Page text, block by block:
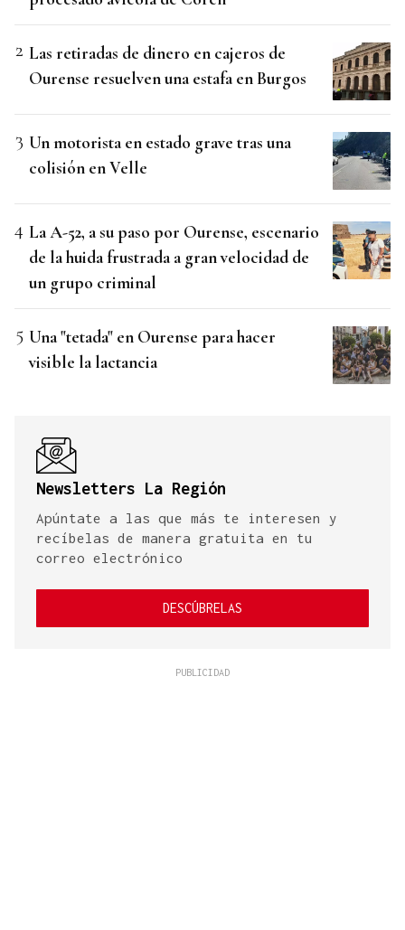
Las retiradas de dinero en cajeros de
Ourense resuelven una estafa en Burgos
Un motorista en estado grave tras una
colisión en Velle
La A-52, a su paso por Ourense, escenario
de la huida frustrada a gran velocidad de
un grupo criminal
Una "tetada" en Ourense para hacer
visible la lactancia
Newsletters La Región
Apúntate a las que más te interesen y
recíbelas de manera gratuita en tu
correo electrónico
DESCÚBRELAS